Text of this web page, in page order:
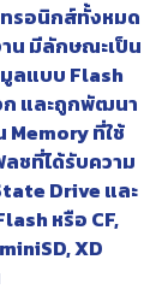
รอนิกส์ทั้งหมด
น มีลักษณะเป็น
ลแบบ Flash
ก และถูกพัฒนา
ที่ใช้
ชที่ได้รับความ
Drive และ
หรือ CF,
XD